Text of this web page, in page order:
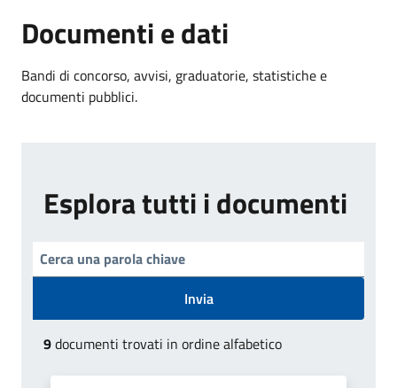
Documenti e dati
Bandi di concorso, avvisi, graduatorie, statistiche e
documenti pubblici.
Esplora tutti i documenti
Invia
9documenti trovati in ordine alfabetico